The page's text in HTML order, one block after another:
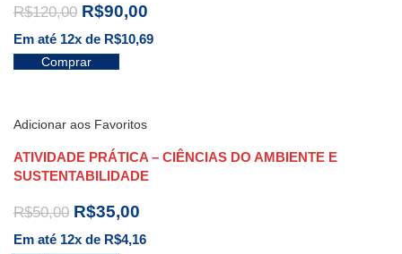
R$120,00 R$90,00
Em até 12x de R$10,69
Comprar
Adicionar aos Favoritos
ATIVIDADE PRÁTICA – CIÊNCIAS DO AMBIENTE E
SUSTENTABILIDADE
R$50,00 R$35,00
Em até 12x de R$4,16